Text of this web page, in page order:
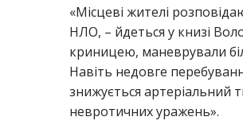
«Місцеві жителі
НЛО, – йдеться у книзі
криницею, маневрували
Навіть недовге
знижується артеріальний
невротичних уражень».